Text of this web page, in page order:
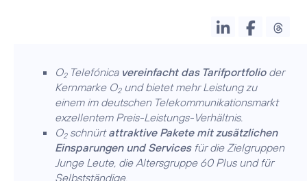
O2Telefónica vereinfacht das Tarifportfolioder
Kernmarke O2und bietet mehr Leistung zu
einem im deutschen Telekommunikationsmarkt
exzellentem Preis-Leistungs-Verhältnis.
O2schnürtattraktive Pakete mit zusätzlichen
Einsparungen und Servicesfür die Zielgruppen
Junge Leute, die Altersgruppe 60 Plus und für
Selbstständige.